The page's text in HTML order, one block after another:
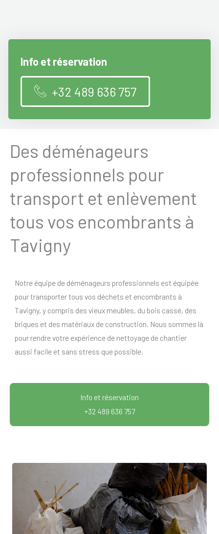
Info et réservation
+32 489 636 757
Des déménageurs
professionnels pour
transport et enlèvement
tous vos encombrants à
Tavigny
Notre équipe de déménageurs professionnels est équipée
pour transporter tous vos déchets et encombrants à
Tavigny, y compris des vieux meubles, du bois cassé, des
briques et des matériaux de construction. Nous sommes là
pour rendre votre expérience de nettoyage de chantier
aussi facile et sans stress que possible.
Info et réservation
+32 489 636 757